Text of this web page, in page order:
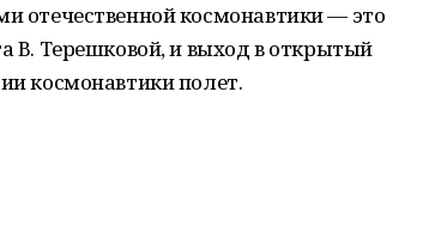
отечественной космонавтики — это
В. Терешковой, и выход в открытый
космонавтики полет.